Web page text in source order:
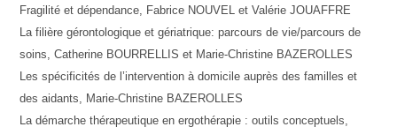
Fragilité et dépendance, Fabrice NOUVEL et Valérie JOUAFFRE
La filière gérontologique et gériatrique: parcours de vie/parcours de
soins, Catherine BOURRELLIS et Marie-Christine BAZEROLLES
Les spécificités de l’intervention à domicile auprès des familles et
des aidants, Marie-Christine BAZEROLLES
La démarche thérapeutique en ergothérapie : outils conceptuels,